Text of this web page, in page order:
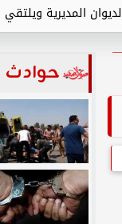
ويلتقي العاملين.
حوادث